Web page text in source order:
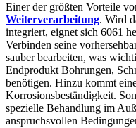
Einer der größten Vorteile
Weiterverarbeitung. Wird
integriert, eignet sich 6061
Verbinden seine
sauber bearbeiten, was
Endprodukt Bohrungen,
benötigen. Hinzu kommt
Korrosionsbeständigkeit.
spezielle Behandlung im
anspruchsvollen